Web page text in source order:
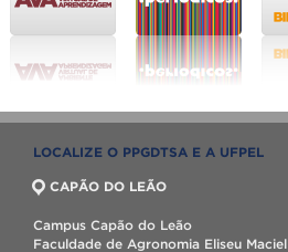
LOCALIZE O PPGDTSA E A UFPEL
CAPÃO DO LEÃO
Campus Capão do Leão
Faculdade de Agronomia Eliseu Maciel